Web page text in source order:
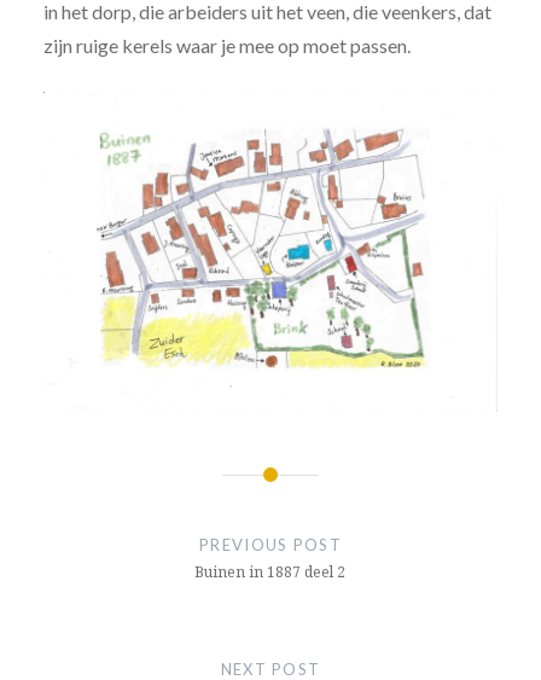
in het dorp, die arbeiders uit het veen, die veenkers, dat
zijn ruige kerels waar je mee op moet passen.
PREVIOUS POST
Buinen in 1887 deel 2
NEXT POST